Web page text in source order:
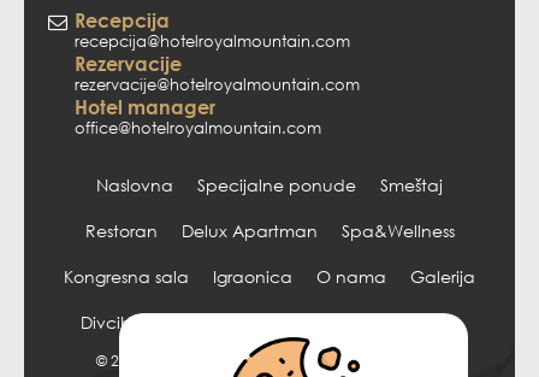
Recepcija
recepcija@hotelroyalmountain.com
Rezervacije
rezervacije@hotelroyalmountain.com
Hotel manager
office@hotelroyalmountain.com
Naslovna Specijalne ponude
Smeštaj
Restoran
Delux Apartman
Spa&Wellness
Kongresna sala
Igraonica O nama
Galerija
Divcibare
Opšti uslovi poslovanja
© 2026 Hotel Royal Mountain. Sva prava zadržana.